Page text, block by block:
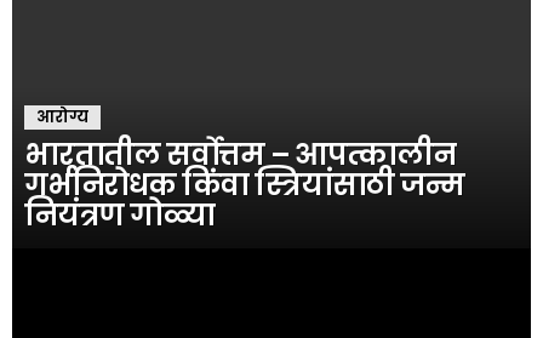
आरोग्य
भारतातील सर्वोत्तम – आपत्कालीन
गर्भनिरोधक किंवा स्त्रियांसाठी जन्म
नियंत्रण गोळ्या